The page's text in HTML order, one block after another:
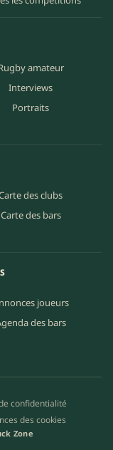
amateur
Interviews
Portraits
des clubs
Carte des bars
joueurs
des bars
confidentialité
des cookies
Zone